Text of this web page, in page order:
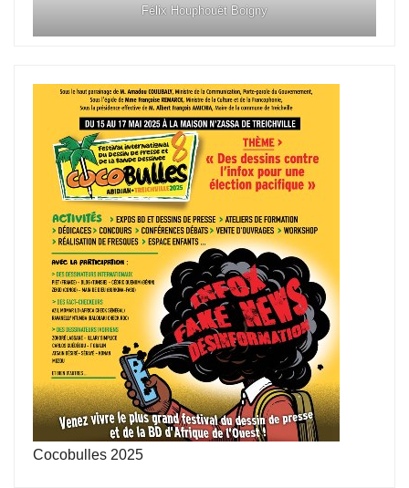
Félix Houphouët Boigny
Cocobulles 2025